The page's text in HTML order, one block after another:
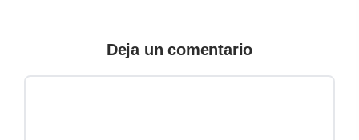
Deja un comentario
Comentario